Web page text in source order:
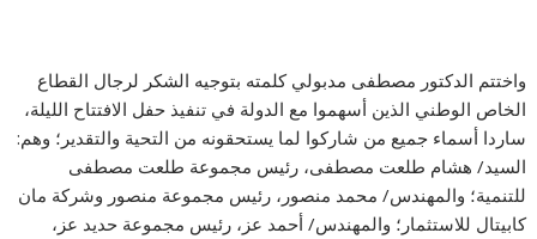
واختتم الدكتور مصطفى مدبولي كلمته بتوجيه الشكر لرجال القطاع
الخاص الوطني الذين أسهموا مع الدولة في تنفيذ حفل الافتتاح الليلة،
ساردا أسماء جميع من شاركوا لما يستحقونه من التحية والتقدير؛ وهم:
السيد/ هشام طلعت مصطفى، رئيس مجموعة طلعت مصطفى
للتنمية؛ والمهندس/ محمد منصور، رئيس مجموعة منصور وشركة مان
كابيتال للاستثمار؛ والمهندس/ أحمد عز، رئيس مجموعة حديد عز،